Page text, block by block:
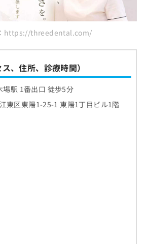
https://threedental.com/
、住所、診療時間）
場駅 1番出口 徒歩5分
東区東陽1-25-1 東陽1丁目ビル1階